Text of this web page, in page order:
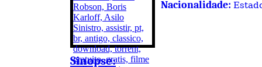
Nacionalidade:
Sinopse: